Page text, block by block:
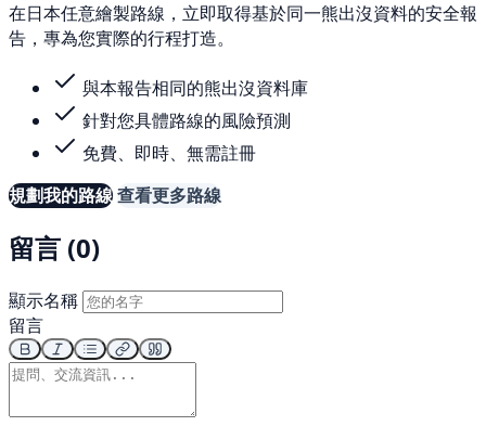
在日本任意繪製路線，立即取得基於同一熊出沒資料的安全報
告，專為您實際的行程打造。
與本報告相同的熊出沒資料庫
針對您具體路線的風險預測
免費、即時、無需註冊
規劃我的路線查看更多路線
留言 (0)
顯示名稱
留言